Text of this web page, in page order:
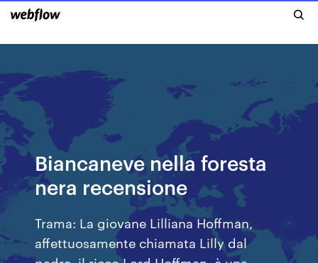
Biancaneve nella foresta
nera recensione
Trama: La giovane Lilliana Hoffman,
affettuosamente chiamata Lilly dal